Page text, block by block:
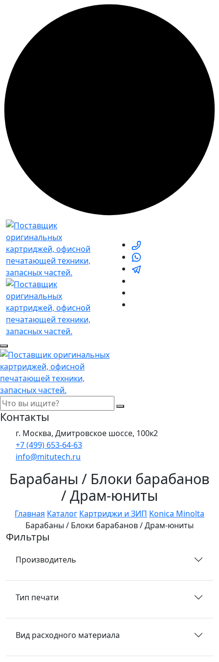
Контакты
г. Москва, Дмитровское шоссе, 100к2
+7 (499) 653-64-63
info@mitutech.ru
Барабаны / Блоки барабанов
/ Драм-юниты
Главная Каталог Картриджи и ЗИП Konica Minolta
Барабаны / Блоки барабанов / Драм-юниты
Фильтры
Производитель
Тип печати
Вид расходного материала